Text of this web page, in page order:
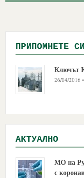
ПРИПОМНЕТЕ
Ключът
26/04/2016
АКТУАЛНО
МО на
с